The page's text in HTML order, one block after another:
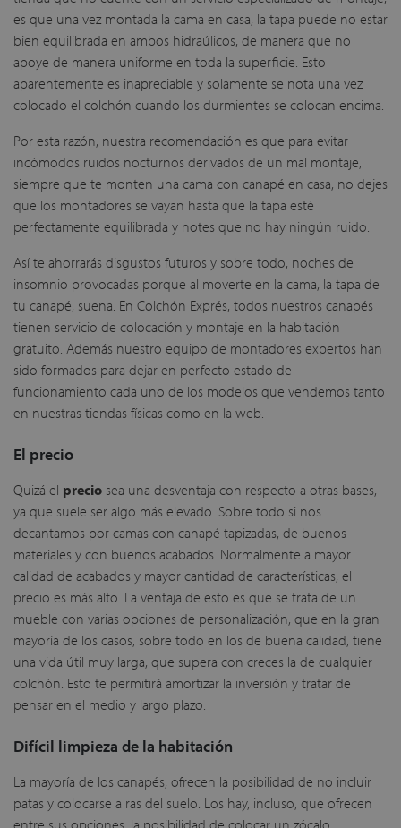
es que una vez montada la cama en casa, la tapa puede no estar
bien equilibrada en ambos hidraúlicos, de manera que no
apoye de manera uniforme en toda la superficie. Esto
aparentemente es inapreciable y solamente se nota una vez
colocado el colchón cuando los durmientes se colocan encima.
Por esta razón, nuestra recomendación es que para evitar
incómodos ruidos nocturnos derivados de un mal montaje,
siempre que te monten una cama con canapé en casa, no dejes
que los montadores se vayan hasta que la tapa esté
perfectamente equilibrada y notes que no hay ningún ruido.
Así te ahorrarás disgustos futuros y sobre todo, noches de
insomnio provocadas porque al moverte en la cama, la tapa de
tu canapé, suena. En Colchón Exprés, todos nuestros canapés
tienen servicio de colocación y montaje en la habitación
gratuito. Además nuestro equipo de montadores expertos han
sido formados para dejar en perfecto estado de
funcionamiento cada uno de los modelos que vendemos tanto
en nuestras tiendas físicas como en la web.
El precio
Quizá el precio sea una desventaja con respecto a otras bases,
ya que suele ser algo más elevado. Sobre todo si nos
decantamos por camas con canapé tapizadas, de buenos
materiales y con buenos acabados. Normalmente a mayor
calidad de acabados y mayor cantidad de características, el
precio es más alto. La ventaja de esto es que se trata de un
mueble con varias opciones de personalización, que en la gran
mayoría de los casos, sobre todo en los de buena calidad, tiene
una vida útil muy larga, que supera con creces la de cualquier
colchón. Esto te permitirá amortizar la inversión y tratar de
pensar en el medio y largo plazo.
Difícil limpieza de la habitación
La mayoría de los canapés, ofrecen la posibilidad de no incluir
patas y colocarse a ras del suelo. Los hay, incluso, que ofrecen
entre sus opciones, la posibilidad de colocar un zócalo